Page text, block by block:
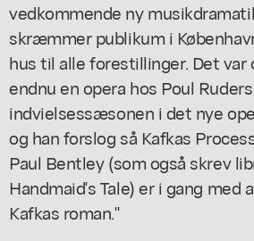
vedkommende ny
skræmmer publikum i
hus til alle forestillinger. Det
endnu en opera hos Poul
indvielsessæsonen i det nye
og han forslog så Kafkas
Paul Bentley (som også skrev
Handmaid's Tale) er i gang med
Kafkas roman."